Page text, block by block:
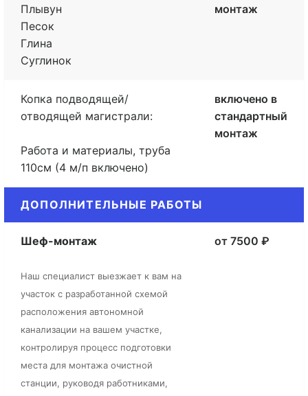
Плывун
Песок
Глина
Суглинок
монтаж
Копка подводящей/
отводящей магистрали:
Работа и материалы, труба
110см (4 м/п включено)
включено в
стандартный
монтаж
ДОПОЛНИТЕЛЬНЫЕ РАБОТЫ
Шеф-монтаж
Наш специалист выезжает к вам на
участок с разработанной схемой
расположения автономной
канализации на вашем участке,
контролируя процесс подготовки
места для монтажа очистной
станции, руководя работниками,
от 7500 ₽